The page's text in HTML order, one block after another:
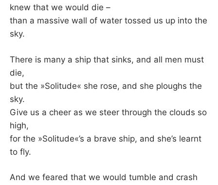
knew that we would die –
than a massive wall of water tossed us up into the
sky.
There is many a ship that sinks, and all men must
die,
but the »Solitude« she rose, and she ploughs the
sky.
Give us a cheer as we steer through the clouds so
high,
for the »Solitude«’s a brave ship, and she’s learnt
to fly.
And we feared that we would tumble and crash